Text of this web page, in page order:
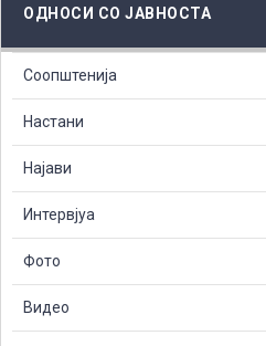
ОДНОСИ СО ЈАВНОСТА
Соопштенија
Настани
Најави
Интервјуа
Фото
Видео